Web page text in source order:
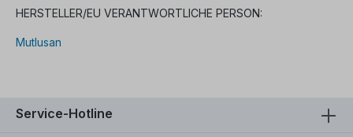
HERSTELLER/EU VERANTWORTLICHE PERSON:
Mutlusan
Service-Hotline